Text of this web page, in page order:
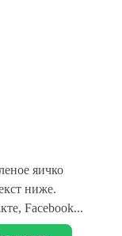
яичко
ниже.
Facebook...